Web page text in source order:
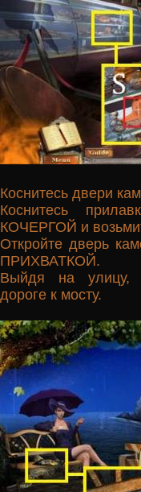
Коснитесь двери
Коснитесь
КОЧЕРГОЙ и
Откройте дверь
ПРИХВАТКОЙ.
Выйдя на улицу,
дороге к мосту.